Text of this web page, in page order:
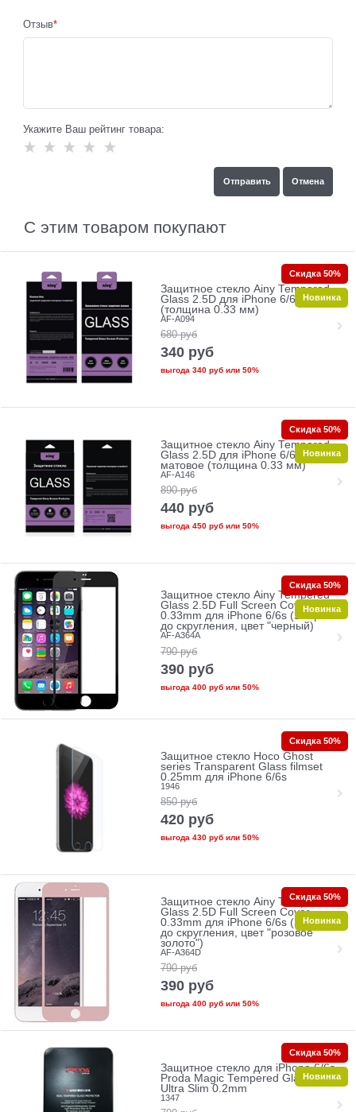
Отзыв
Укажите Ваш рейтинг товара:
С этим товаром покупают
Защитное стекло Ainy Tempered
Glass 2.5D для iPhone 6/6s
(толщина 0.33 мм)
AF-A094
680 руб
340 руб
выгода 340 рубили 50%
Скидка 50%
Новинка
Защитное стекло Ainy Tempered
Glass 2.5D для iPhone 6/6s
матовое (толщина 0.33 мм)
AF-A146
890 руб
440 руб
выгода 450 рубили 50%
Скидка 50%
Новинка
Защитное стекло Ainy Tempered
Glass 2.5D Full Screen Cover
0.33mm для iPhone 6/6s (Защита
до скругления, цвет "черный)
AF-A364A
790 руб
390 руб
выгода 400 рубили 50%
Скидка 50%
Новинка
Защитное стекло Hoco Ghost
series Transparent Glass filmset
0.25mm для iPhone 6/6s
1946
850 руб
420 руб
выгода 430 рубили 50%
Скидка 50%
Защитное стекло Ainy Tempered
Glass 2.5D Full Screen Cover
0.33mm для iPhone 6/6s (Защита
до скругления, цвет "розовое
золото")
AF-A364D
790 руб
390 руб
выгода 400 рубили 50%
Скидка 50%
Новинка
Защитное стекло для iPhone 6/6s
Proda Magic Tempered Glass 2.5D
Ultra Slim 0.2mm
1347
Скидка 50%
Новинка